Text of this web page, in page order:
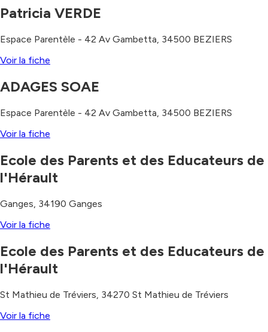
Patricia VERDE
Espace Parentèle - 42 Av Gambetta, 34500 BEZIERS
Voir la fiche
ADAGES SOAE
Espace Parentèle - 42 Av Gambetta, 34500 BEZIERS
Voir la fiche
Ecole des Parents et des Educateurs de
l'Hérault
Ganges 34190 Ganges
Voir la fiche
Ecole des Parents et des Educateurs de
l'Hérault
St Mathieu de Tréviers 34270 St Mathieu de Tréviers
Voir la fiche